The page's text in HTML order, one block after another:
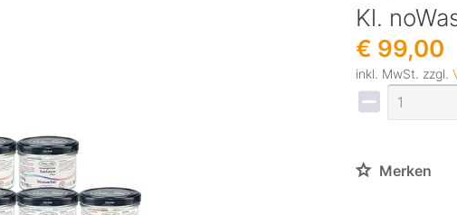
Kl.
€ 99,00
inkl. MwSt. zzgl.
Merken